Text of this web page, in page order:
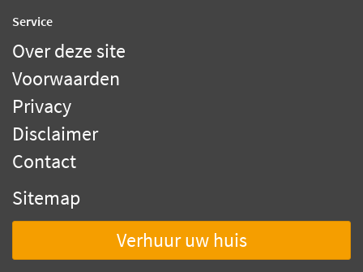
Service
Over deze site
Voorwaarden
Privacy
Disclaimer
Contact
Sitemap
Verhuur uw huis